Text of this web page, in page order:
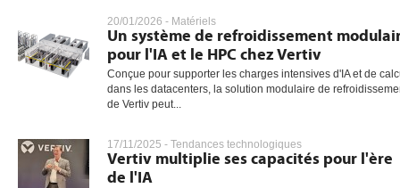
20/01/2026 - Matériels
Un système de refroidissement
pour l'IA et le HPC chez Vertiv
Conçue pour supporter les charges intensives d'IA et de
dans les datacenters, la solution modulaire de
de Vertiv peut...
17/11/2025 - Tendances technologiques
Vertiv multiplie ses capacités pour l'ère
de l'IA